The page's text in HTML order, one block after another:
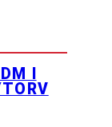
I